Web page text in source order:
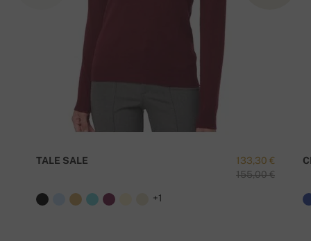
133,30 €
155,00 €
TALE SALE
+1